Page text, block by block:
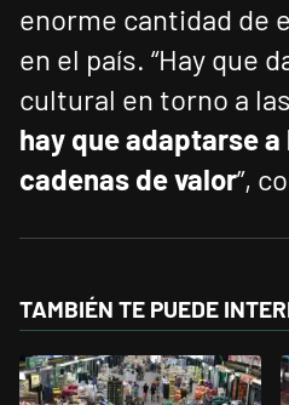
enorme cantidad de
en el país. “Hay que
cultural en torno a
hay que adaptarse a
cadenas de valor”,
TAMBIÉN TE PUEDE